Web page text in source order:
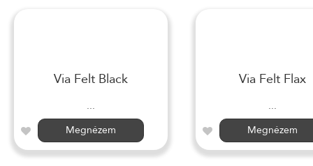
Via Felt Black
...
Megnézem
Via Felt Flax
...
Megnézem